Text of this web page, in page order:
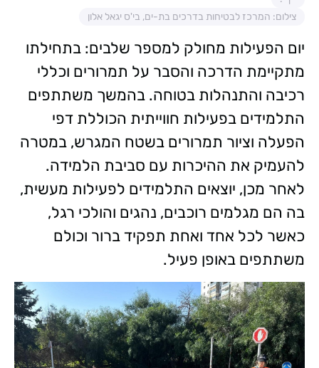
צילום: המרכז לבטיחות בדרכים בת-ים, בי'ס יגאל אלון
יום הפעילות מחולק למספר שלבים: בתחילתו
מתקיימת הדרכה והסבר על תמרורים וכללי
רכיבה והתנהלות בטוחה. בהמשך משתתפים
התלמידים בפעילות חווייתית הכוללת דפי
הפעלה וציור תמרורים בשטח המגרש, במטרה
להעמיק את ההיכרות עם סביבת הלמידה.
לאחר מכן, יוצאים התלמידים לפעילות מעשית,
בה הם מגלמים רוכבים, נהגים והולכי רגל,
כאשר לכל אחד ואחת תפקיד ברור וכולם
משתתפים באופן פעיל.